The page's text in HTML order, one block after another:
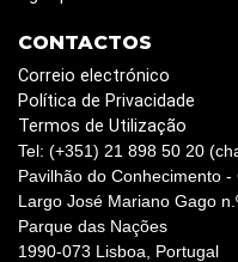
CONTACTOS
Correio electrónico
Política de Privacidade
Termos de Utilização
Tel: (+351) 21 898 50 20
Pavilhão do Conhecimento -
Largo José Mariano Gago
Parque das Nações
1990-073 Lisboa, Portugal